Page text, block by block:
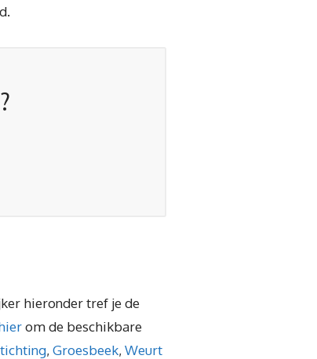
hieronder tref je de
om de beschikbare
, Groesbeek, Weurt